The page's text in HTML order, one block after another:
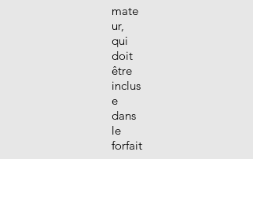
mate
ur,
qui
doit
être
inclus
e
dans
le
forfait
.